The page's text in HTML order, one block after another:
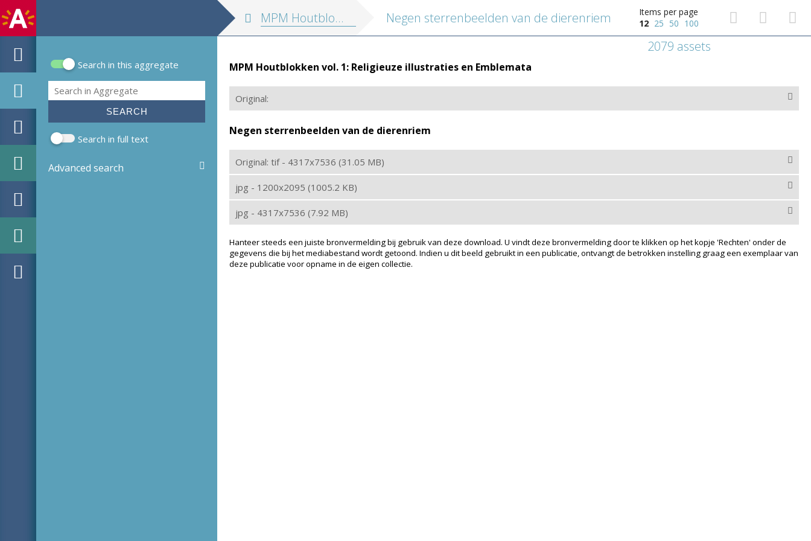
Search form
Search in this aggregate
Search
Search in full text
Advanced search
MPM Houtblokken vol. 1: Religieuze illustraties en Emblemata Negen sterrenbeelden van de dierenriem
Items per page
12 25 50 100
2079 assets
MPM Houtblokken vol. 1: Religieuze illustraties en Emblemata
Original:
Negen sterrenbeelden van de dierenriem
Original: tif - 4317x7536 (31.05 MB)
jpg - 1200x2095 (1005.2 KB)
jpg - 4317x7536 (7.92 MB)
Hanteer steeds een juiste bronvermelding bij gebruik van deze download. U vindt deze bronvermelding door te klikken op het kopje 'Rechten' onder de
gegevens die bij het mediabestand wordt getoond. Indien u dit beeld gebruikt in een publicatie, ontvangt de betrokken instelling graag een exemplaar van
deze publicatie voor opname in de eigen collectie.